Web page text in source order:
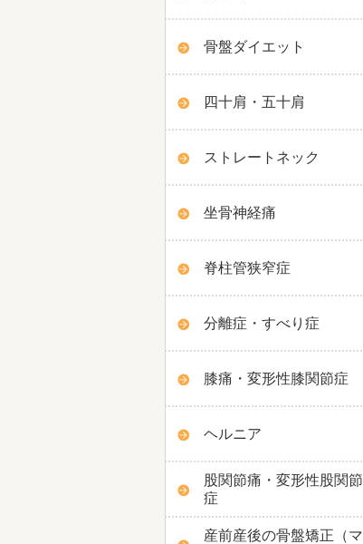
骨盤ダイエット
四十肩・五十肩
ストレートネック
坐骨神経痛
脊柱管狭窄症
分離症・すべり症
膝痛・変形性膝関節症
ヘルニア
股関節痛・変形性股関節
症
産前産後の骨盤矯正（マ